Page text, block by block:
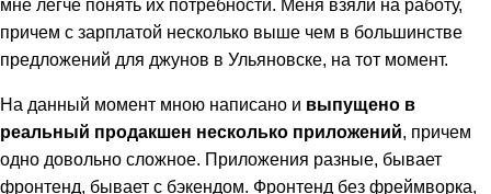
мне легче понять их потребности. Меня взяли на работу,
причем с зарплатой несколько выше чем в большинстве
предложений для джунов в Ульяновске, на тот момент.
На данный момент мною написано и выпущено в
реальный продакшен несколько приложений, причем
одно довольно сложное. Приложения разные, бывает
фронтенд, бывает с бэкендом. Фронтенд без фреймворка,